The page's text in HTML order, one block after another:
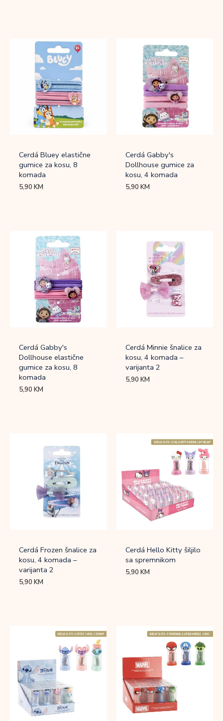
Cerdá Bluey elastične
gumice za kosu, 8
komada
5,90KM
Cerdá Gabby's
Dollhouse gumice za
kosu, 4 komada
5,90KM
Cerdá Gabby's
Dollhouse elastične
gumice za kosu, 8
komada
5,90KM
Cerdá Minnie šnalice za
kosu, 4 komada –
varijanta 2
5,90KM
Cerdá Frozen šnalice za
kosu, 4 komada –
varijanta 2
5,90KM
Cerdá Hello Kitty šiljilo
sa spremnikom
5,90KM